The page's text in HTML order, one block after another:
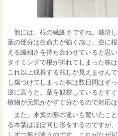
他には、根の繊細さですね。栽培
葉の部分は生命力が強く感じ、逆に
える繊細さを持ち合わせていると思
タイミングで根が折れてしまった株
これ以上成長する兆しが見えません
し傷つけてしまった株は数日間はず
逆に言うと、葉を観察しているとす
植物が元気かがすぐ分かるので対応
また、本葉の形の違いも驚いたこ
る本葉はほぼ同じ形をするのですが